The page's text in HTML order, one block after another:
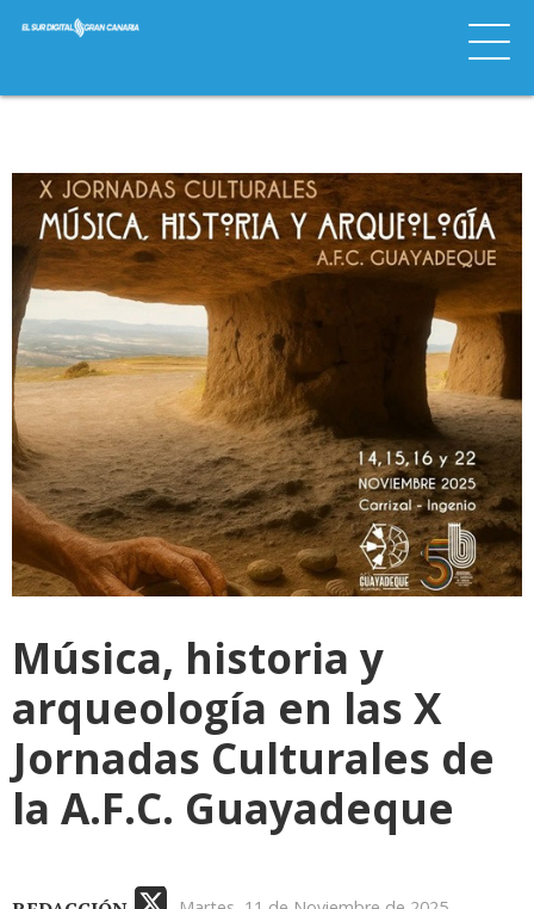
Música, historia y
arqueología en las X
Jornadas Culturales de
la A.F.C. Guayadeque